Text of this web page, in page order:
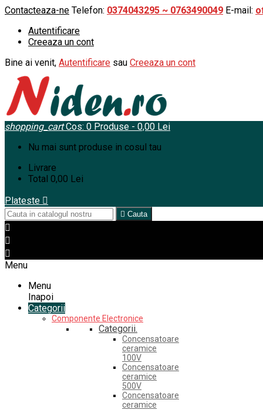
Contacteaza-ne Telefon: 0374043295 ~ 0763490049 E-mail:
Autentificare
Creeaza un cont
Bine ai venit, Autentificare sau Creeaza un cont
shopping_cart Cos: 0 Produse - 0,00 Lei
Nu mai sunt produse in cosul tau
Livrare
Total 0,00 Lei
Plateste 
 Cauta



Menu
Menu
Inapoi
Categorii
Componente Electronice
Categorii.
Concensatoare
ceramice
100V
Concensatoare
ceramice
500V
Concensatoare
ceramice